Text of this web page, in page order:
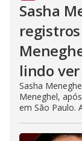
Sasha
lindo
Sasha
Meneghel,
em São Paulo.